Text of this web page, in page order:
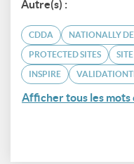
Autre(s) :
CDDA NATIONALLY
PROTECTED SITES
INSPIRE
Afficher tous les mots